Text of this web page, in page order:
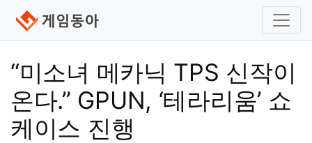
“미소녀 메카닉 TPS 신작이
온다.” GPUN, ‘테라리움’ 쇼
케이스 진행